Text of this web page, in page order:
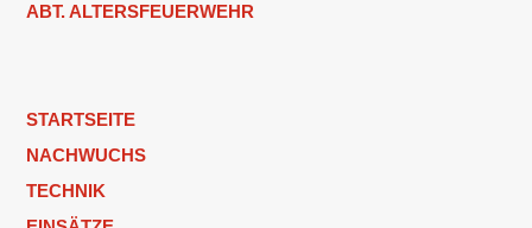
ABT. ALTERSFEUERWEHR
STARTSEITE
NACHWUCHS
TECHNIK